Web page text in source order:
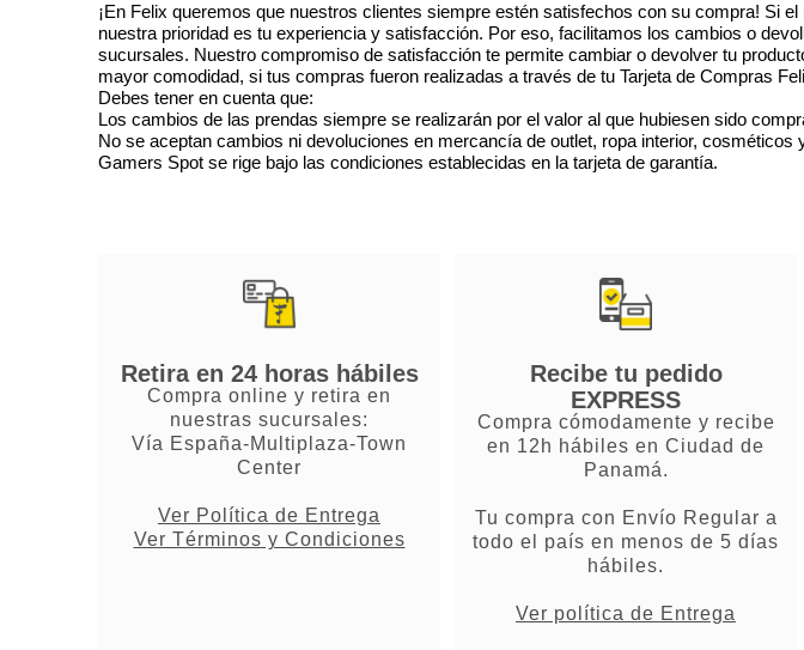
¡En Felix queremos que nuestros clientes siempre estén satisfechos con su compra! Si
nuestra prioridad es tu experiencia y satisfacción. Por eso, facilitamos los cambios o
sucursales. Nuestro compromiso de satisfacción te permite cambiar o devolver tu
mayor comodidad, si tus compras fueron realizadas a través de tu Tarjeta de Compras
Debes tener en cuenta que:
Los cambios de las prendas siempre se realizarán por el valor al que hubiesen sido
No se aceptan cambios ni devoluciones en mercancía de outlet, ropa interior, cosméticos
Gamers Spot se rige bajo las condiciones establecidas en la tarjeta de garantía.
Retira en 24 horas hábiles
Compra online y retira en
nuestras sucursales:
Vía España-Multiplaza-Town
Center
Ver Política de Entrega
Ver Términos y Condiciones
Recibe tu pedido
EXPRESS
Compra cómodamente y recibe
en 12h hábiles en Ciudad de
Panamá.
Tu compra con Envío Regular a
todo el país en menos de 5 días
hábiles.
Ver política de Entrega